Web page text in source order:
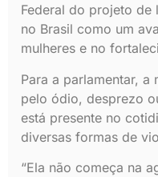
Federal do projeto de
no Brasil como um
mulheres e no
Para a parlamentar, a
pelo ódio, desprezo
está presente no
diversas formas de
“Ela não começa na